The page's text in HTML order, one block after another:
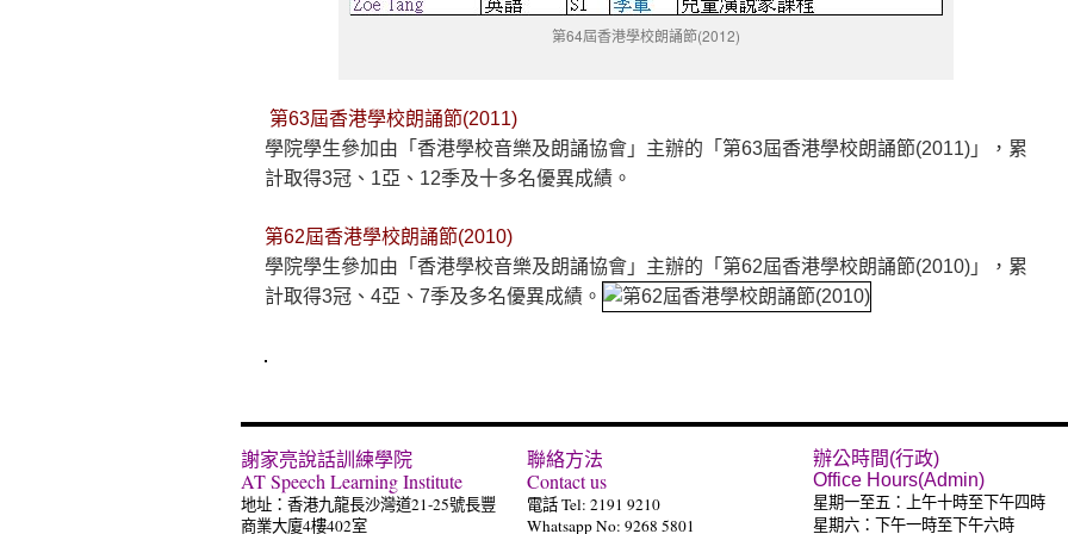
第64屆香港學校朗誦節(2012)
第63屆香港學校朗誦節(2011)
學院學生參加由「香港學校音樂及朗誦協會」主辦的「第63屆香港學校朗誦節(2011)」，累
計取得3冠、1亞、12季及十多名優異成績。
第62屆香港學校朗誦節(2010)
學院學生參加由「香港學校音樂及朗誦協會」主辦的「第62屆香港學校朗誦節(2010)」，累
計取得3冠、4亞、7季及多名優異成績。
謝家亮說話訓練學院
AT Speech Learning Institute
地址：香港九龍長沙灣道21-25號長豐
商業大廈4樓402室
聯絡方法
Contact us
電話 Tel: 2191 9210
Whatsapp No: 9268 5801
辦公時間(行政)
Office Hours(Admin)
星期一至五：上午十時至下午四時
星期六：下午一時至下午六時